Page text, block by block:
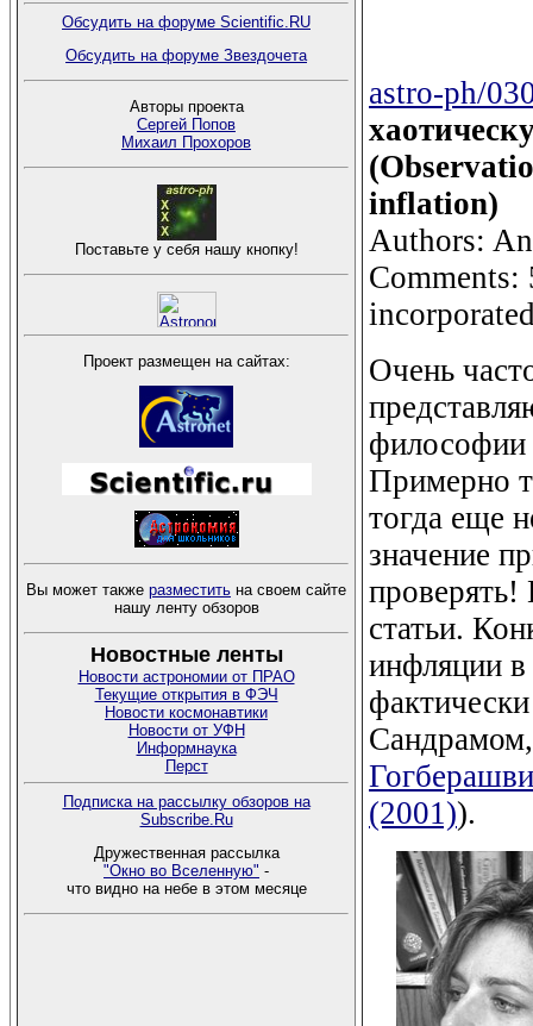
Обсудить на форуме Scientific.RU
Обсудить на форуме Звездочета
Авторы проекта
Сергей Попов
Михаил Прохоров
Поставьте у себя нашу кнопку!
Проект размещен на сайтах:
Вы может также разместить на своем сайте
нашу ленту обзоров
Новостные ленты
Новости астрономии от ПРАО
Текущие открытия в ФЭЧ
Новости космонавтики
Новости от УФН
Информнаука
Перст
Подписка на рассылку обзоров на
Subscribe.Ru
Дружественная рассылка
"Окно во Вселенную" -
что видно на небе в этом месяце
astro-ph/
inflation)
Authors:
Очень
философии
Примерно
тогда еще
значение
статьи.
инфляции
(2001)).